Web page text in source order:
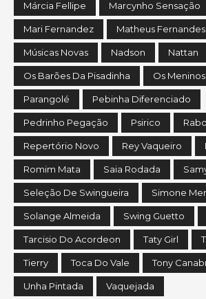
Márcia Fellipe Marcynho Sensação
Mari Fernandez Matheus Fernandes
Músicas Novas Nadson Nattan
Os Barões Da Pisadinha Os
Parangolé Pebinha Diferenciado
Pedrinho Pegação Psirico
Repertório Novo Rey Vaqueiro
Romim Mata Saia Rodada
Seleção De Swingueira Simone
Solange Almeida Swing Guetto
Tarcisio Do Acordeon Taty Girl
Tierry Toca Do Vale Tony
Unha Pintada Vaquejada